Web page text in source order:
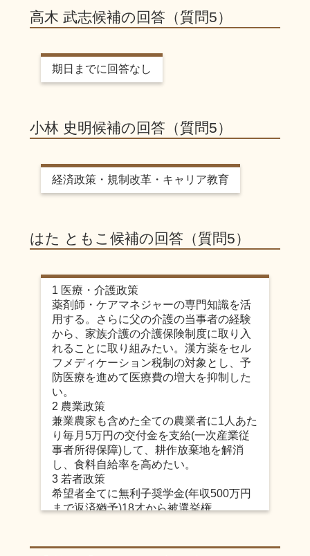
高木 武志候補の回答（質問5）
期日までに回答なし
小林 史明候補の回答（質問5）
経済政策・規制改革・キャリア教育
はた ともこ候補の回答（質問5）
1 医療・介護政策
薬剤師・ケアマネジャーの専門知識を活
用する。さらに父の介護の当事者の経験
から、家族介護の介護保険制度に取り入
れることに取り組みたい。漢方薬をセル
フメディケーション税制の対象とし、予
防医療を進めて医療費の増大を抑制した
い。
2 農業政策
兼業農家も含めた全ての農業者に1人あた
り毎月5万円の交付金を支給(一次産業従
事者所得保障)して、耕作放棄地を解消
し、食料自給率を高めたい。
3 若者政策
希望者全てに無利子奨学金(年収500万円
まで返済猶予)18才から被選挙権
結婚できる環境を整備する。